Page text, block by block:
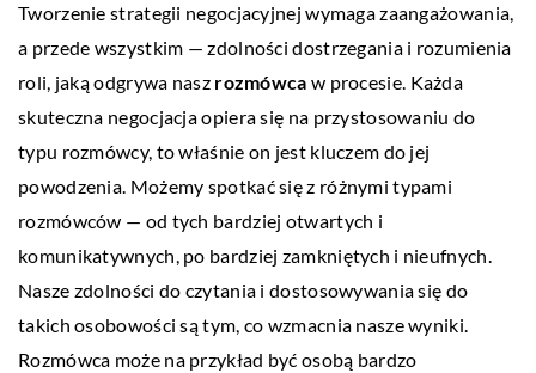
Tworzenie strategii negocjacyjnej wymaga zaangażowania,
a przede wszystkim — zdolności dostrzegania i rozumienia
roli, jaką odgrywa nasz rozmówca w procesie. Każda
skuteczna negocjacja opiera się na przystosowaniu do
typu rozmówcy, to właśnie on jest kluczem do jej
powodzenia. Możemy spotkać się z różnymi typami
rozmówców — od tych bardziej otwartych i
komunikatywnych, po bardziej zamkniętych i nieufnych.
Nasze zdolności do czytania i dostosowywania się do
takich osobowości są tym, co wzmacnia nasze wyniki.
Rozmówca może na przykład być osobą bardzo